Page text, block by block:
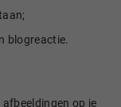
blogreactie.
afbeeldingen op je